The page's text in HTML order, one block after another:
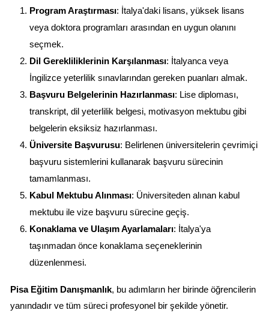
Program Araştırması: İtalya'daki lisans, yüksek lisans
veya doktora programları arasından en uygun olanını
seçmek.
Dil Gerekliliklerinin Karşılanması: İtalyanca veya
İngilizce yeterlilik sınavlarından gereken puanları almak.
Başvuru Belgelerinin Hazırlanması: Lise diploması,
transkript, dil yeterlilik belgesi, motivasyon mektubu gibi
belgelerin eksiksiz hazırlanması.
Üniversite Başvurusu: Belirlenen üniversitelerin çevrimiçi
başvuru sistemlerini kullanarak başvuru sürecinin
tamamlanması.
Kabul Mektubu Alınması: Üniversiteden alınan kabul
mektubu ile vize başvuru sürecine geçiş.
Konaklama ve Ulaşım Ayarlamaları: İtalya'ya
taşınmadan önce konaklama seçeneklerinin
düzenlenmesi.
Pisa Eğitim Danışmanlık, bu adımların her birinde öğrencilerin
yanındadır ve tüm süreci profesyonel bir şekilde yönetir.